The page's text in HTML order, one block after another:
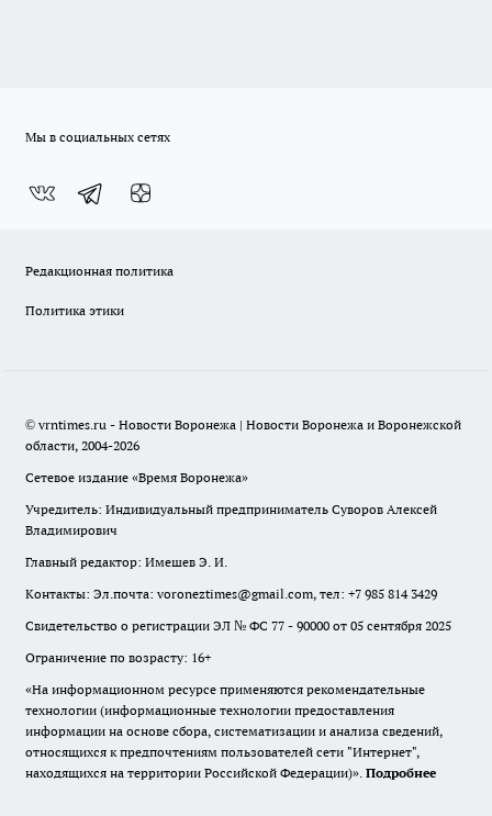
Мы в социальных сетях
Редакционная политика
Политика этики
© vrntimes.ru - Новости Воронежа | Новости Воронежа и Воронежской
области, 2004-2026
Сетевое издание «Время Воронежа»
Учредитель: Индивидуальный предприниматель Суворов Алексей
Владимирович
Главный редактор: Имешев Э. И.
Контакты: Эл.почта: voroneztimes@gmail.com, тел: +7 985 814 3429
Свидетельство о регистрации ЭЛ № ФС 77 - 90000 от 05 сентября 2025
Ограничение по возрасту: 16+
«На информационном ресурсе применяются рекомендательные
технологии (информационные технологии предоставления
информации на основе сбора, систематизации и анализа сведений,
относящихся к предпочтениям пользователей сети "Интернет",
находящихся на территории Российской Федерации)». Подробнее